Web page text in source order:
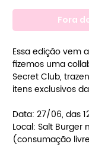
Fora
Essa edição vem
fizemos uma
Secret Club,
itens exclusivos
Data: 27/06, das
Local: Salt Burger
(consumação